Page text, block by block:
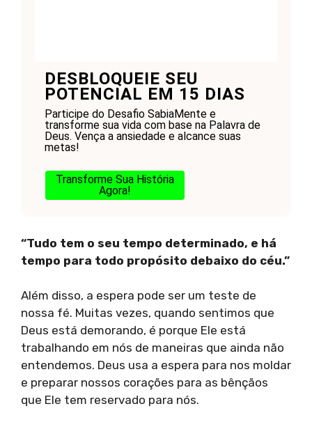
DESBLOQUEIE SEU
POTENCIAL EM 15 DIAS
Participe do Desafio SabiaMente e
transforme sua vida com base na Palavra de
Deus. Vença a ansiedade e alcance suas
metas!
Transforme Sua História
Agora!
“Tudo tem o seu tempo determinado, e há
tempo para todo propósito debaixo do céu.”
Além disso, a espera pode ser um teste de
nossa fé. Muitas vezes, quando sentimos que
Deus está demorando, é porque Ele está
trabalhando em nós de maneiras que ainda não
entendemos. Deus usa a espera para nos moldar
e preparar nossos corações para as bênçãos
que Ele tem reservado para nós.